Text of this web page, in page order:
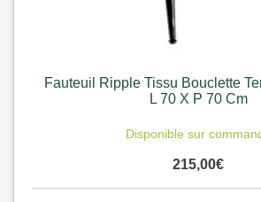
Fauteuil Ripple Tissu Bouclette
L 70 X P 70 Cm
Disponible sur
215,00€